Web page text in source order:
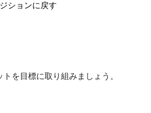
ションに戻す
トを目標に取り組みましょう。